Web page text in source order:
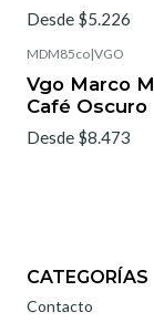
Desde $5.226
MDM85co|VGO
Vgo Marco
Café Oscuro
Desde $8.473
CATEGORÍAS
Contacto